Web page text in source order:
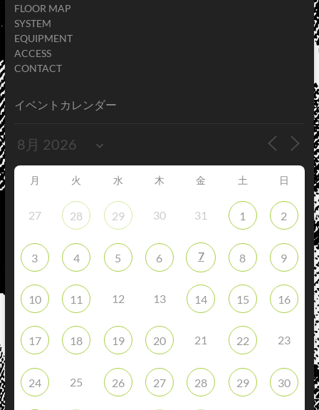
FLOOR MAP
SYSTEM
EQUIPMENT
ACCESS
CONTACT
イベントカレンダー
月 火 水 木 金 土 日
27 28 29 30 31 1 2
3 4 5 6 7 8 9
10 11 12 13 14 15 16
17 18 19 20 21 22 23
24 25 26 27 28 29 30